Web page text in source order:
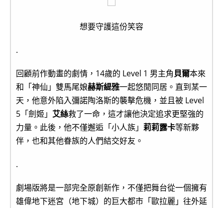
想要守護這份笑容
.
回顧前作動畫的劇情，14歲的 Level 1 男主角貝爾本來
和「神仙」雙馬尾娘赫斯緹雅一起悠閒同居。直到某一
天，他意外陷入彌諾陶洛斯的襲擊危機，並且被 Level
5「劍姬」 艾絲救了一命，這才讓他決定追求更堅強的
力量。此後，他不僅邂逅「小人族」 莉莉露卡等新夥
伴，也和其他眷族的人們結交好友。
.
劇場版將是一部完全原創新作，不僅把舞台從一個擁有
雄偉地下迷宮（地下城）的巨大都市「歐拉麗」往外延